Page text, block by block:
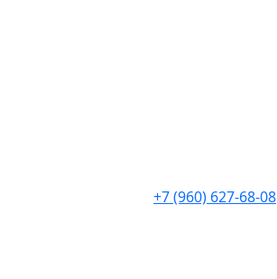
+7 (960) 627-68-08